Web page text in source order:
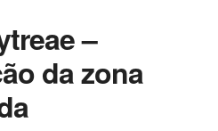
–
da zona